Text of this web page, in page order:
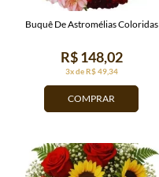
COMPRAR
3x de R$ 49,34
R$ 148,02
Buquê De Astromélias Coloridas